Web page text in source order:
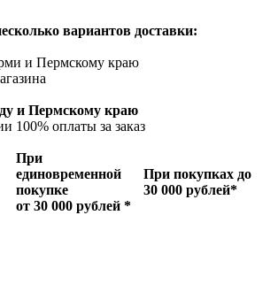
вариантов доставки:
и Пермскому краю
и Пермскому краю
100% оплаты за заказ
При
единовременной
покупке
от 30 000 рублей *
При покупках до
30 000 рублей*